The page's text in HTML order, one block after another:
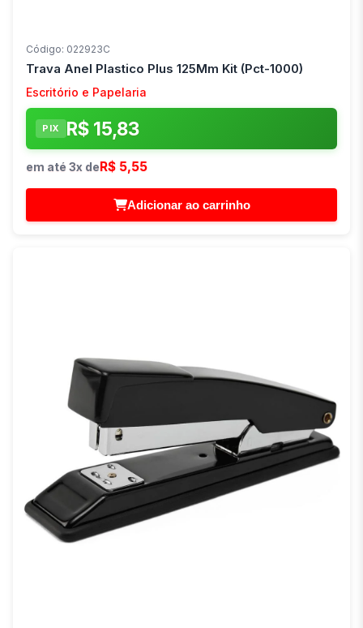
Código: 022923C
Trava Anel Plastico Plus 125Mm Kit (Pct-1000)
Escritório e Papelaria
PIX R$ 15,83
em até 3x deR$ 5,55
Adicionar ao carrinho